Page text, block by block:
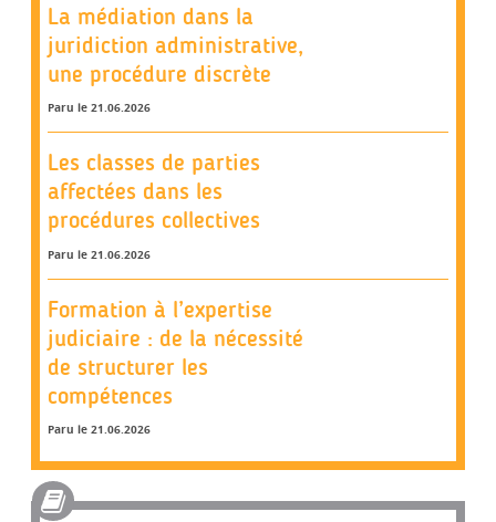
La médiation dans la
juridiction administrative,
une procédure discrète
Paru le 21.06.2026
Les classes de parties
affectées dans les
procédures collectives
Paru le 21.06.2026
Formation à l’expertise
judiciaire : de la nécessité
de structurer les
compétences
Paru le 21.06.2026